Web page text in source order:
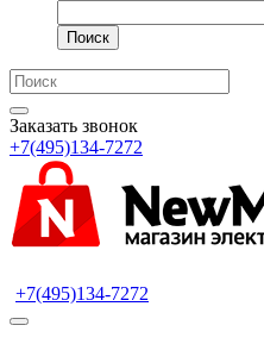
Поиск
Заказать звонок
+7(495)134-7272
+7(495)134-7272